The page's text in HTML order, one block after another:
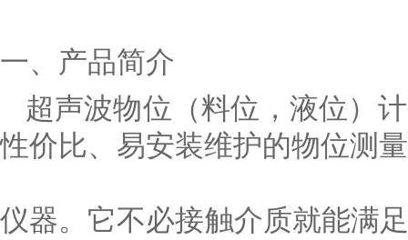
一、产品简介
超声波物位（料位，液位）
性价比、易安装维护的物位测量
仪器。它不必接触介质就能满